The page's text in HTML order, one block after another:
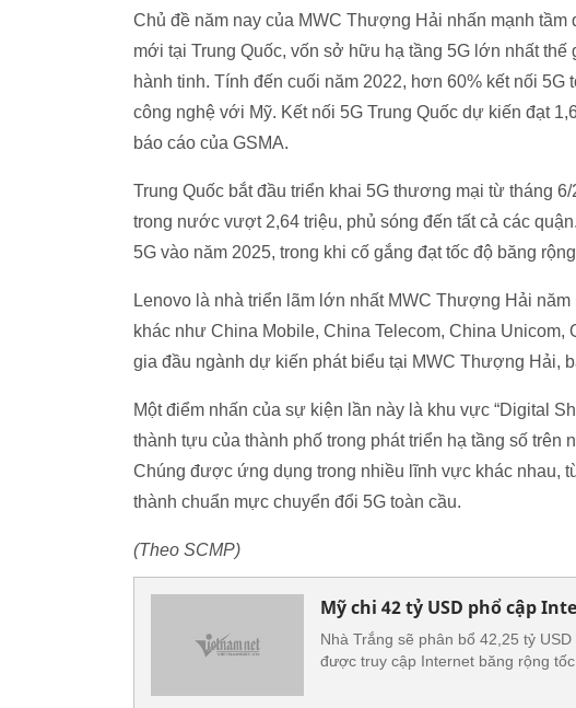
Chủ đề năm nay của MWC Thượng Hải nhấn mạnh
mới tại Trung Quốc, vốn sở hữu hạ tầng 5G lớn nhất
hành tinh. Tính đến cuối năm 2022, hơn 60% kết nối 5G
công nghệ với Mỹ. Kết nối 5G Trung Quốc dự kiến đạt
báo cáo của GSMA.
Trung Quốc bắt đầu triển khai 5G thương mại từ tháng
trong nước vượt 2,64 triệu, phủ sóng đến tất cả các
5G vào năm 2025, trong khi cố gắng đạt tốc độ băng
Lenovo là nhà triển lãm lớn nhất MWC Thượng Hải
khác như China Mobile, China Telecom, China
gia đầu ngành dự kiến phát biểu tại MWC Thượng Hải,
Một điểm nhấn của sự kiện lần này là khu vực “Digital
thành tựu của thành phố trong phát triển hạ tầng số trên
Chúng được ứng dụng trong nhiều lĩnh vực khác nhau,
thành chuẩn mực chuyển đổi 5G toàn cầu.
(Theo SCMP)
Mỹ chi 42 tỷ USD phổ cập
Nhà Trắng sẽ phân bổ 42,25 tỷ
được truy cập Internet băng rộng